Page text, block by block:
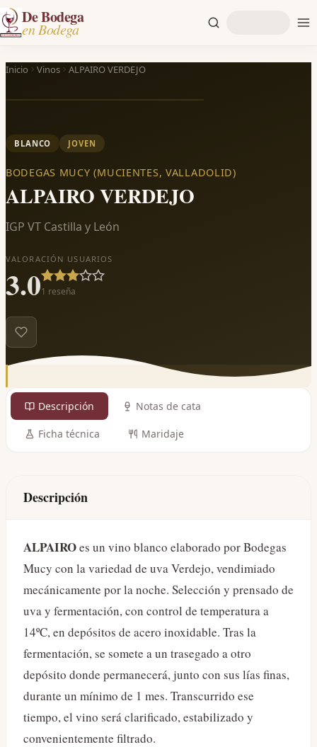
De Bodega
en Bodega
Inicio Vinos ALPAIRO VERDEJO
BLANCO JOVEN
BODEGAS MUCY (MUCIENTES, VALLADOLID)
ALPAIRO VERDEJO
IGP VT Castilla y León
VALORACIÓN USUARIOS
3.01 reseña
Descripción Notas de cata
Ficha técnica Maridaje
Descripción
ALPAIROes un vino blanco elaborado por Bodegas
Mucy con la variedad de uva Verdejo, vendimiado
mecánicamente por la noche. Selección y prensado de
uva y fermentación, con control de temperatura a
14ºC, en depósitos de acero inoxidable. Tras la
fermentación, se somete a un trasegado a otro
depósito donde permanecerá, junto con sus lías finas,
durante un mínimo de 1 mes. Transcurrido ese
tiempo, el vino será clarificado, estabilizado y
convenientemente filtrado.